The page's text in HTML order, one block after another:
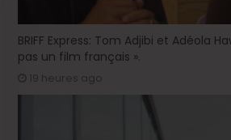
BRIFF Express: Tom Adjibi et Adéola
pas un film français ».
19 heures ago